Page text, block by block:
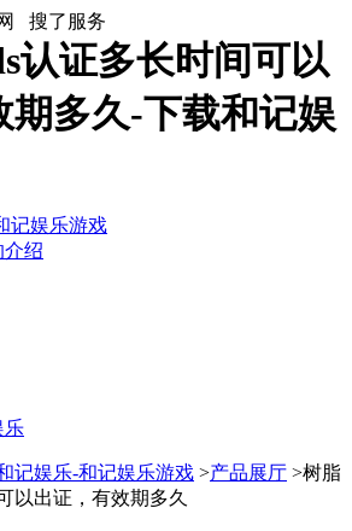
搜了服务
认证多长时间可以
期多久-下载和记娱
记娱乐游戏
介绍
乐
记娱乐-和记娱乐游戏 >产品展厅 >树脂
以出证，有效期多久